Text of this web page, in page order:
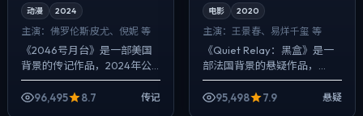
动漫 2024
主演： 佛罗伦斯·皮尤、倪妮 等
《2046号月台》是一部美国
背景的传记作品，2024年公
映，由林超贤执导，佛罗伦斯·
皮尤、倪妮、大鹏等主演。配
96,495 8.7 传记
电影 2020
主演： 王景春、易烊千玺 等
《Quiet Relay：黑盒》是一
部法国背景的悬疑作品，
2020年公映，由娄烨执导，
王景春、易烊千玺、裴斗娜等
95,498 7.9 悬疑